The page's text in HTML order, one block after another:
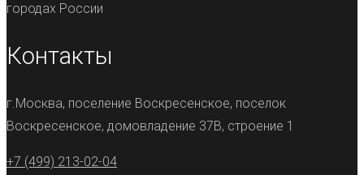
городах России
Контакты
г.Москва, поселение Воскресенское, поселок
Воскресенское, домовладение 37В, строение 1
+7 (499) 213-02-04